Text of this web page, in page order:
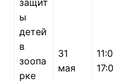
ы
детей
в
зоопа
рке
31
мая